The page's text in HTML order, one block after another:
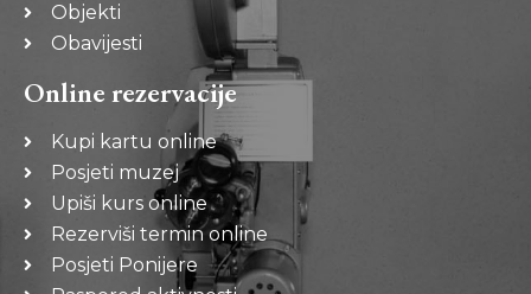
Objekti
Obavijesti
Online rezervacije
Kupi kartu online
Posjeti muzej
Upiši kurs online
Rezerviši termin online
Posjeti Ponijere